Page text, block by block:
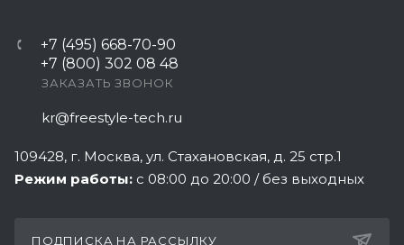
+7 (495) 668-70-90
+7 (800) 302 08 48
ЗАКАЗАТЬ ЗВОНОК
kr@freestyle-tech.ru
109428, г. Москва, ул. Стахановская, д. 25 стр.1
Режим работы: с 08:00 до 20:00 / без выходных
ПОДПИСКА НА РАССЫЛКУ